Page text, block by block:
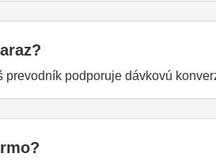
podporuje dávkovú